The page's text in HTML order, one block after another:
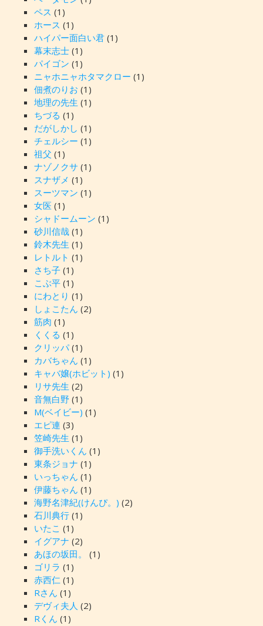
ペス (1)
ホース (1)
ハイパー面白い君(1)
幕末志士(1)
パイゴン (1)
ニャホニャホタマクロー (1)
佃煮のりお (1)
地理の先生 (1)
ちづる (1)
だがしかし (1)
チェルシー (1)
祖父 (1)
ナゾノクサ (1)
スナザメ (1)
スーツマン (1)
女医 (1)
シャドームーン (1)
砂川信哉(1)
鈴木先生 (1)
レトルト (1)
さち子(1)
こぶ平(1)
にわとり (1)
しょこたん (2)
筋肉 (1)
くくる (1)
クリッパ(1)
カバちゃん (1)
キャバ嬢(ホビット) (1)
リサ先生 (2)
音無白野(1)
M(ベイビー) (1)
エピ連 (3)
笠崎先生 (1)
御手洗いくん (1)
東条ジョナ (1)
いっちゃん (1)
伊藤ちゃん (1)
海野名津紀(けんぴ。) (2)
石川典行(1)
いたこ (1)
イグアナ (2)
あほの坂田。
(1)
ゴリラ (1)
赤西仁(1)
Rさん (1)
デヴィ夫人 (2)
Rくん (1)